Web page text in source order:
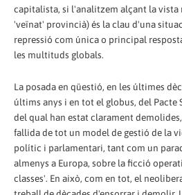
capitalista, si l'analitzem alçant la vista
'veïnat' provincià) és la clau d'una
repressió com única o principal
les multituds globals.
La posada en qüestió, en les últimes
últims anys i en tot el globus, del Pacte
del qual han estat clarament
fallida de tot un model de gestió de la
polític i parlamentari, tant com un
almenys a Europa, sobre la ficció
classes'. En això, com en tot, el